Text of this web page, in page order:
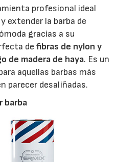
profesional ideal
extender la barba de
gracias a su
defibras de nylon y
de madera de haya. Es un
aquellas barbas más
parecer desaliñadas.
barba